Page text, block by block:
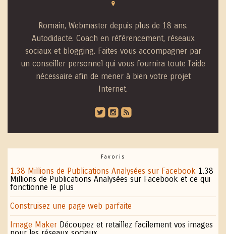
Romain, Webmaster depuis plus de 18 ans.
Autodidacte. Coach en référencement, réseaux
sociaux et blogging. Faites vous accompagner par
un conseiller personnel qui vous fournira toute l'aide
nécessaire afin de mener à bien votre projet
Internet.
roundedtwitterbird roundedinstagram roundedblip
Favoris
1.38 Millions de Publications Analysées sur Facebook 1.38
Millions de Publications Analysées sur Facebook et ce qui
fonctionne le plus
Construisez une page web parfaite
Image Maker Découpez et retaillez facilement vos images